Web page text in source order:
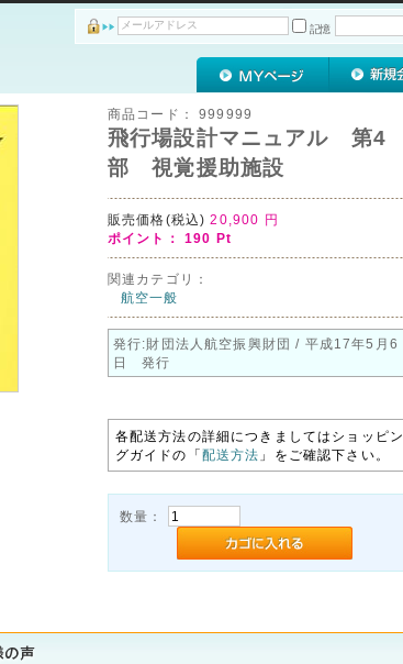
記憶
商品コード： 999999
飛行場設計マニュアル 第4
部 視覚援助施設
販売価格(税込) 20,900 円
ポイント： 190 Pt
関連カテゴリ：
航空一般
発行:財団法人航空振興財団 / 平成17年5月6
日 発行
各配送方法の詳細につきましてはショッピン
グガイドの「配送方法 」をご確認下さい。
数量：